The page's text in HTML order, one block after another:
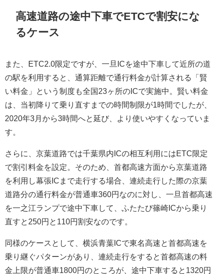
高速道路の途中下車でETCで割安にな
るケース
また、ETC2.0限定ですが、一旦ICを途中下車して近所の道
の駅を利用すると、通算距離で通行料金が計算される「賢
い料金」という制度も全国23ヶ所のICで実施中。賢い料金
は、当初降りて乗り直すまでの時間制限が1時間でしたが、
2020年3月から3時間へと延び、より使いやすくなっていま
す。
さらに、京葉道路では千葉県内ICの相互利用にはETC限定
で割引料金を設定。そのため、首都高速方面から京葉道路
を利用し幕張ICまで走行する場合、連続走行した際の京葉
道路分の通行料金が普通車360円なのに対し、一旦首都高速
を一之江ランプで途中下車して、ふたたび篠崎ICから乗り
直すと250円と110円割安なのです。
同様のケースとして、横浜青葉ICで東名高速と首都高速を
乗り継ぐパターンがあり、連続走行をすると首都高速の料
金上限が普通車1800円のところが、途中下車すると1320円